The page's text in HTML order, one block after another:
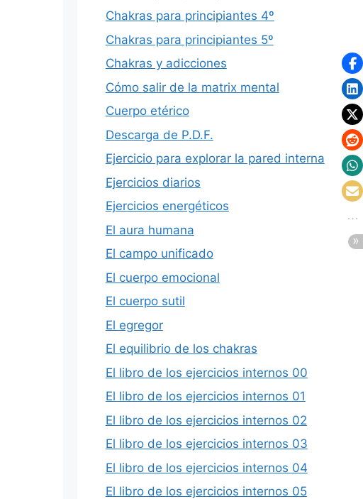
Chakras para principiantes 4º
Chakras para principiantes 5º
Chakras y adicciones
Cómo salir de la matrix mental
Cuerpo etérico
Descarga de P.D.F.
Ejercicio para explorar la pared interna
Ejercicios diarios
Ejercicios energéticos
El aura humana
El campo unificado
El cuerpo emocional
El cuerpo sutil
El egregor
El equilibrio de los chakras
El libro de los ejercicios internos 00
El libro de los ejercicios internos 01
El libro de los ejercicios internos 02
El libro de los ejercicios internos 03
El libro de los ejercicios internos 04
El libro de los ejercicios internos 05